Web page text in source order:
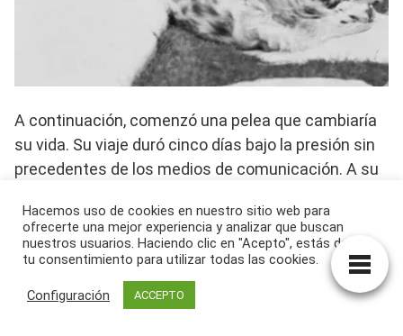
A continuación, comenzó una pelea que cambiaría
su vida. Su viaje duró cinco días bajo la presión sin
precedentes de los medios de comunicación. A su
canadienses asesinos», añadiendo luego en una
conferencia de prensa:
«Si estoy aquí, no es para hacer turismo o para
Hacemos uso de cookies en nuestro sitio web para
ofrecerte una mejor experiencia y analizar que buscan
nuestros usuarios. Haciendo clic en "Acepto", estás dando
tu consentimiento para utilizar todas las cookies.
Configuración ACCEPTO